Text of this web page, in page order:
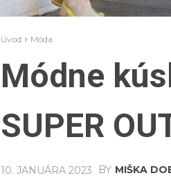
Úvod Móda
Módne
SUPER
10. JANUÁRA 2023 BY MIŠKA